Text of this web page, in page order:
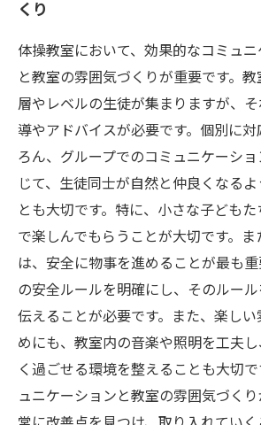
くり
体操教室において、効果的なコミュ
と教室の雰囲気づくりが重要です。
層やレベルの生徒が集まりますが、
導やアドバイスが必要です。個別に
ろん、グループでのコミュニケーシ
じて、生徒同士が自然と仲良くなる
とも大切です。特に、小さな子ども
で楽しんでもらうことが大切です。
は、安全に物事を進めることが最も
の安全ルールを明確にし、そのルー
伝えることが必要です。また、楽し
めにも、教室内の音楽や照明を工夫
く過ごせる環境を整えることも大切
ュニケーションと教室の雰囲気づくり